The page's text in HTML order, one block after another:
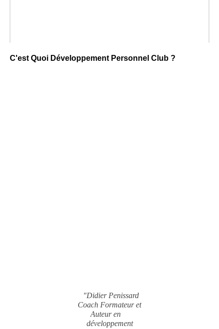
C'est Quoi Développement Personnel Club ?
"Didier Penissard
Coach Formateur et
Auteur en
développement